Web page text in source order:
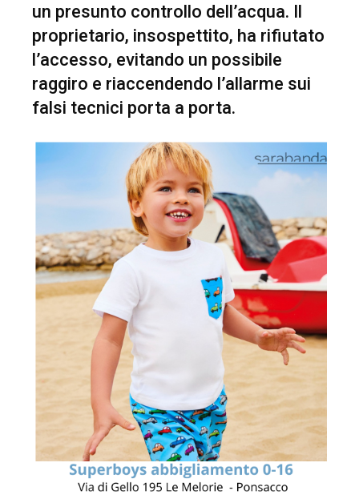
un presunto controllo dell’acqua. Il
proprietario, insospettito, ha rifiutato
l’accesso, evitando un possibile
raggiro e riaccendendo l’allarme sui
falsi tecnici porta a porta.